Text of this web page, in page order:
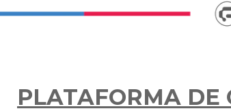
PLATAFORMA DE